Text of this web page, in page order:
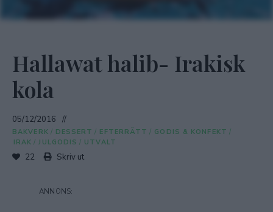
Hallawat halib- Irakisk
kola
05/12/2016
BAKVERK / DESSERT / EFTERRÄTT / GODIS & KONFEKT /
IRAK / JULGODIS / UTVALT
22 Skriv ut